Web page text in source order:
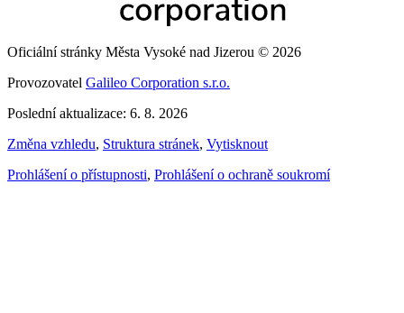
Oficiální stránky Města Vysoké nad Jizerou © 2026
Provozovatel Galileo Corporation s.r.o.
Poslední aktualizace: 6. 8. 2026
Změna vzhledu, Struktura stránek, Vytisknout
Prohlášení o přístupnosti, Prohlášení o ochraně soukromí